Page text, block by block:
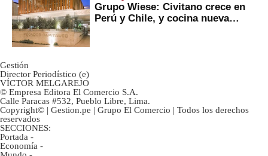
Grupo Wiese: Civitano crece en
Perú y Chile, y cocina nueva
Gestión
Director Periodístico (e)
VÍCTOR MELGAREJO
© Empresa Editora El Comercio S.A.
Calle Paracas #532, Pueblo Libre, Lima.
Copyright© | Gestion.pe | Grupo El Comercio | Todos los derechos
reservados
SECCIONES:
Portada -
Economía -